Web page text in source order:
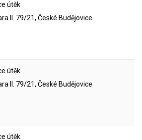
útěk
II. 79/21, České Budějovice
útěk
II. 79/21, České Budějovice
útěk